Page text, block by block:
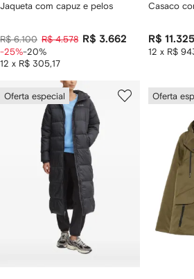
Jaqueta com capuz e pelos
R$ 6.100 R$ 4.578 R$ 3.662
12 x R$ 305,17
-25%-20%
Casaco
R$ 11.325
12 x R$
Oferta especial Oferta